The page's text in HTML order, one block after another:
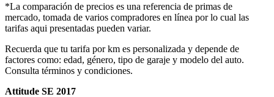
*La comparación de precios es una referencia de primas de
mercado, tomada de varios compradores en línea por lo cual las
tarifas aqui presentadas pueden variar.
Recuerda que tu tarifa por km es personalizada y depende de
factores como: edad, género, tipo de garaje y modelo del auto.
Consulta términos y condiciones.
Attitude SE 2017